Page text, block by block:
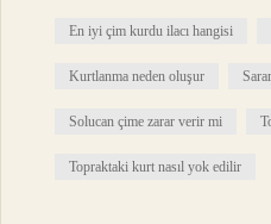
En iyi çim kurdu ilacı hangisi
Kurtlanma neden oluşur
Solucan çime zarar verir mi
Topraktaki kurt nasıl yok edilir